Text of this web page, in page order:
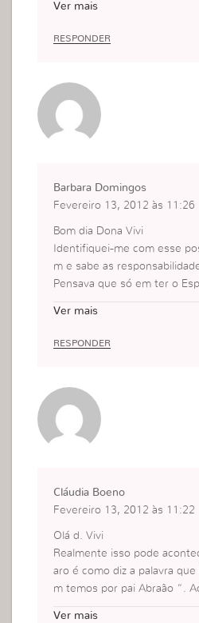
QUE VOCÊ NÃO
TOS 1H PRA DEDICAR SÓ A
Depois desse dia, minha
ssei a me dedicar mais e
1000 Beijooos
Kezia Dias Gois
Fortaleza – Ceará
Ver mais
RESPONDER
Barbara Domingos
Fevereiro 13, 2012 às 11:26
Bom dia Dona Vivi
Identifiquei-me com esse
m e sabe as
Pensava que só em ter o
erdi nesse engano. Mas hoje
o as coisas desse jeito, hoje
Espero que as pessoas que
m ajudadas como eu fui e
Ver mais
RESPONDER
Cláudia Boeno
Fevereiro 13, 2012 às 11:22
Olá d. Vivi
Realmente isso pode
aro é como diz a palavra
m temos por pai Abraão “.
Ver mais